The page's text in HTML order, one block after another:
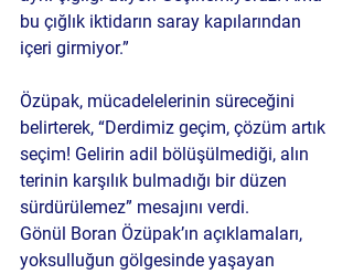
bu çığlık iktidarın saray kapılarından
içeri girmiyor.”
Özüpak, mücadelelerinin süreceğini
belirterek, “Derdimiz geçim, çözüm artık
seçim! Gelirin adil bölüşülmediği, alın
terinin karşılık bulmadığı bir düzen
sürdürülemez” mesajını verdi.
Gönül Boran Özüpak’ın açıklamaları,
yoksulluğun gölgesinde yaşayan